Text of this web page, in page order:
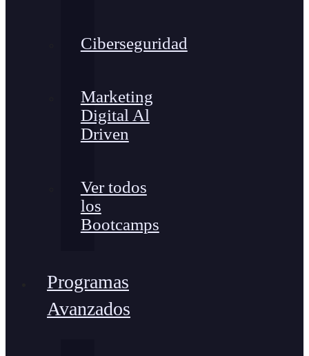
Ciberseguridad
Marketing
Digital Al
Driven
Ver todos
los
Bootcamps
Programas
Avanzados